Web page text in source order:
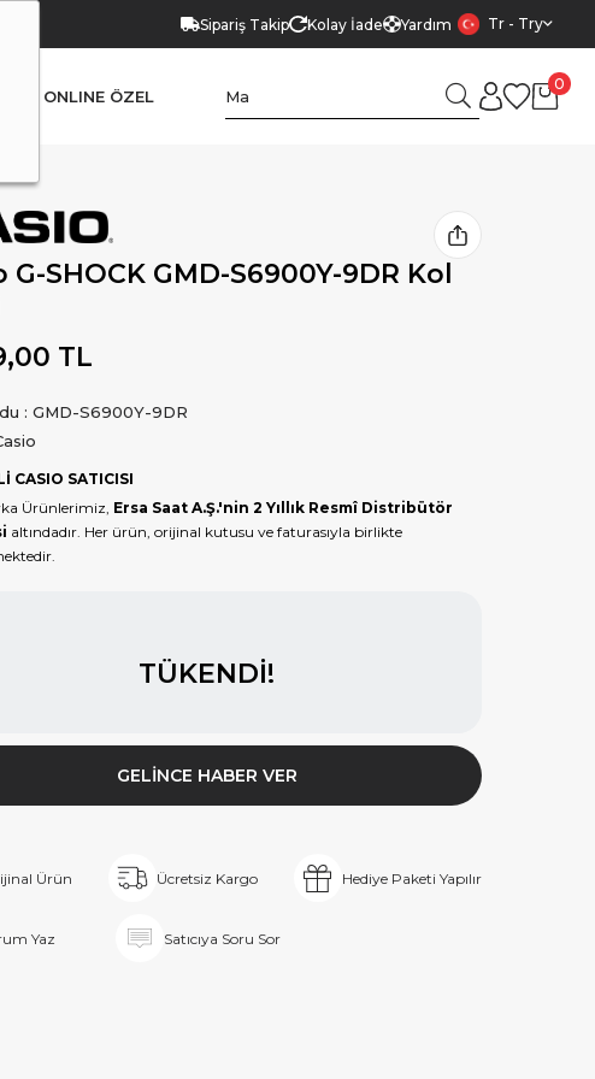
Sipariş Takip Kolay İade Yardım Tr - Try
ONLINE ÖZEL
0
G-SHOCK GMD-S6900Y-9DR Kol
TL
GMD-S6900Y-9DR
CASIO SATICISI
Ürünlerimiz, Ersa Saat A.Ş.'nin 2 Yıllık Resmî Distribütör
altındadır. Her ürün, orijinal kutusu ve faturasıyla birlikte
TÜKENDI!
GELINCE HABER VER
Ürün Ücretsiz Kargo Hediye Paketi Yapılır
Yaz Satıcıya Soru Sor